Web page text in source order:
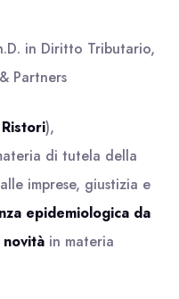
in Diritto Tributario,
Partners
),
di tutela della
imprese, giustizia e
epidemiologica da
novità in materia